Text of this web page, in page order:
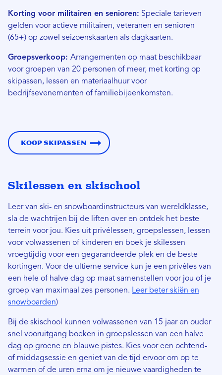
Korting voor militairen en senioren: Speciale tarieven
gelden voor actieve militairen, veteranen en senioren
(65+) op zowel seizoenskaarten als dagkaarten.
Groepsverkoop: Arrangementen op maat beschikbaar
voor groepen van 20 personen of meer, met korting op
skipassen, lessen en materiaalhuur voor
bedrijfsevenementen of familiebijeenkomsten.
Koop skipassen
Skilessen en skischool
Leer van ski- en snowboardinstructeurs van wereldklasse,
sla de wachtrijen bij de liften over en ontdek het beste
terrein voor jou. Kies uit privélessen, groepslessen, lessen
voor volwassenen of kinderen en boek je skilessen
vroegtijdig voor een gegarandeerde plek en de beste
kortingen. Voor de ultieme service kun je een privéles van
een hele of halve dag op maat samenstellen voor jou of je
groep van maximaal zes personen. Leer beter skiën en
snowboarden)
Bij de skischool kunnen volwassenen van 15 jaar en ouder
snel vooruitgang boeken in groepslessen van een halve
dag op groene en blauwe pistes. Kies voor een ochtend-
of middagsessie en geniet van de tijd ervoor om op te
warmen of de uren erna om je nieuwe vaardigheden te